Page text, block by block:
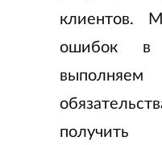
клиентов.
ошибок в
получить